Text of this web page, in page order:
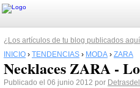
¿Los artículos de tu blog publicados
INICIO › TENDENCIAS › MODA › ZARA
Necklaces ZARA -
Publicado el 06 junio 2012 por